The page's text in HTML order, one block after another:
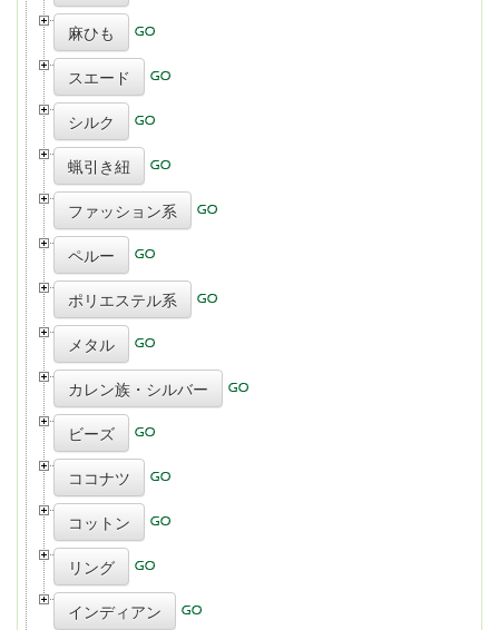
麻ひも
スエード
シルク
蝋引き紐
ファッション系
ペルー
ポリエステル系
メタル
カレン族・シルバー
ビーズ
ココナツ
コットン
リング
インディアン